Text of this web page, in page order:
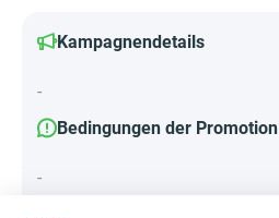
Kampagnendetails
-
Bedingungen der Promotion
-